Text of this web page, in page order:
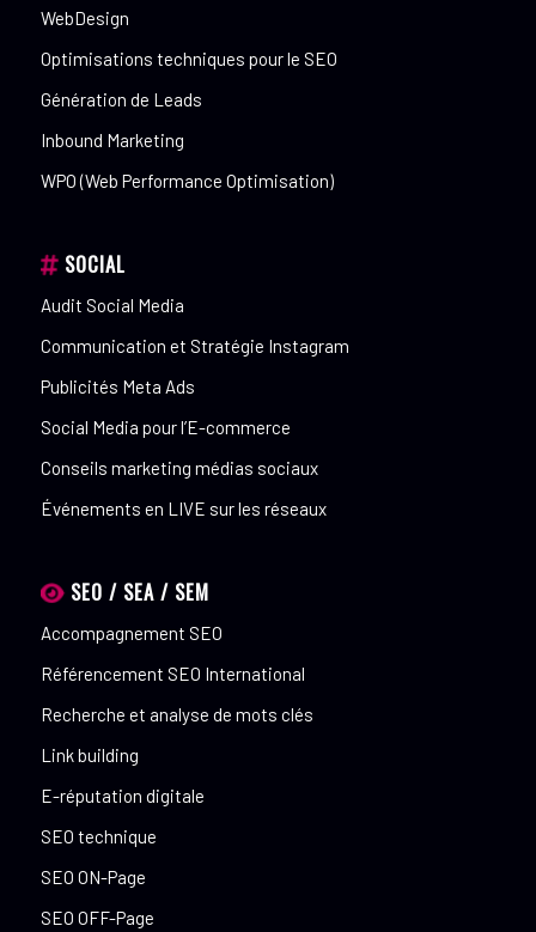
WebDesign
Optimisations techniques pour le SEO
Génération de Leads
Inbound Marketing
WPO (Web Performance Optimisation)
SOCIAL
Audit Social Media
Communication et Stratégie Instagram
Publicités Meta Ads
Social Media pour l’E-commerce
Conseils marketing médias sociaux
Événements en LIVE sur les réseaux
SEO / SEA / SEM
Accompagnement SEO
Référencement SEO International
Recherche et analyse de mots clés
Link building
E-réputation digitale
SEO technique
SEO ON-Page
SEO OFF-Page